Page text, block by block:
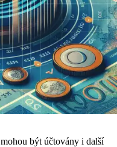
být účtovány i další